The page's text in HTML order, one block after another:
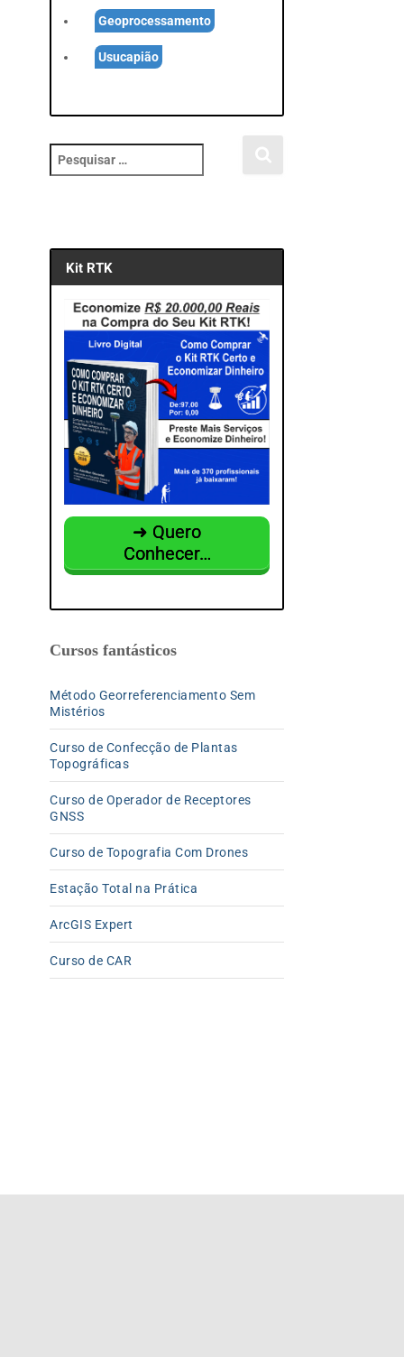
Geoprocessamento
Usucapião
e
i
Kit RTK
➜ Quero
Conhecer…
Cursos fantásticos
Método Georreferenciamento Sem
Mistérios
Curso de Confecção de Plantas
Topográficas
Curso de Operador de Receptores
GNSS
Curso de Topografia Com Drones
Estação Total na Prática
ArcGIS Expert
Curso de CAR